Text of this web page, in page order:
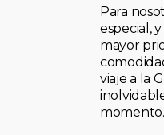
Para
especial,
mayor
viaje a la
momento.